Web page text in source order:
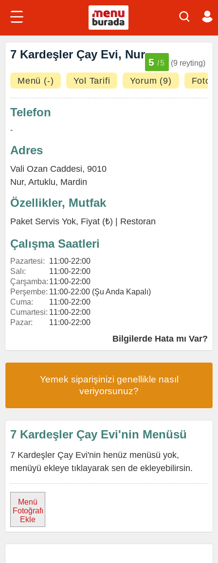
7 Kardeşler Çay Evi, Nur
5 /5 (9 reyting)
Menü (-) Yol Tarifi Yorum (9)
Telefon
-
Adres
Vali Ozan Caddesi, 9010
Nur, Artuklu, Mardin
Özellikler, Mutfak
Paket Servis Yok, Fiyat (₺) | Restoran
Çalışma Saatleri
Pazartesi:
11:00-22:00
Salı:
11:00-22:00
Çarşamba: 11:00-22:00
Perşembe: 11:00-22:00 (Şu Anda Kapalı)
Cuma:
11:00-22:00
Cumartesi: 11:00-22:00
Pazar:
11:00-22:00
Bilgilerde Hata mı Var?
Yemek siparişinizi genellikle nasıl
veriyorsunuz?
7 Kardeşler Çay Evi'nin Menüsü
7 Kardeşler Çay Evi'nin henüz menüsü yok,
menüyü ekleye tıklayarak sen de ekleyebilirsin.
Menü
Fotoğrafı
Ekle